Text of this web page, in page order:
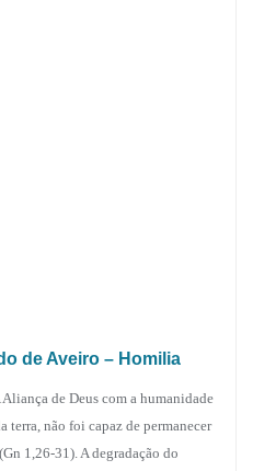
de Aveiro – Homilia
de Deus com a humanidade
terra, não foi capaz de permanecer
1,26-31). A degradação do